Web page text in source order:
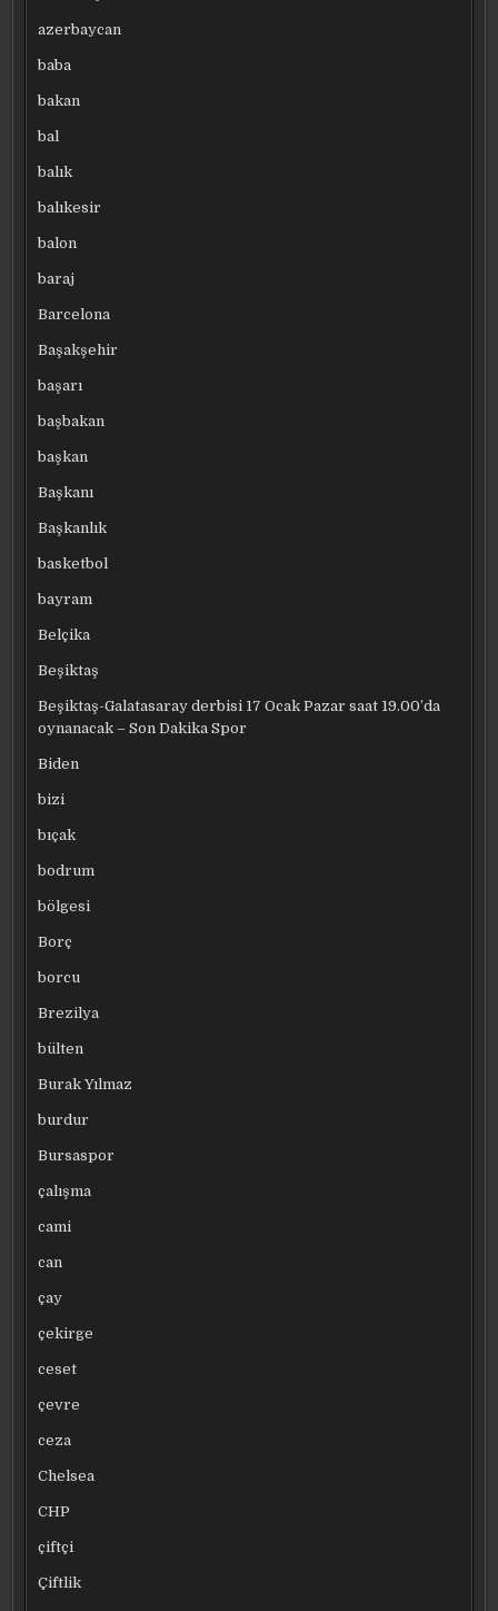
azerbaycan
baba
bakan
bal
balık
balıkesir
balon
baraj
Barcelona
Başakşehir
başarı
başbakan
başkan
Başkanı
Başkanlık
basketbol
bayram
Belçika
Beşiktaş
Beşiktaş-Galatasaray derbisi 17 Ocak Pazar saat 19.00’da
oynanacak – Son Dakika Spor
Biden
bizi
bıçak
bodrum
bölgesi
Borç
borcu
Brezilya
bülten
Burak Yılmaz
burdur
Bursaspor
çalışma
cami
can
çay
çekirge
ceset
çevre
ceza
Chelsea
CHP
çiftçi
Çiftlik